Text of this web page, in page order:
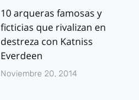
10 arqueras famosas y
ficticias que rivalizan en
destreza con Katniss
Everdeen
Noviembre 20, 2014